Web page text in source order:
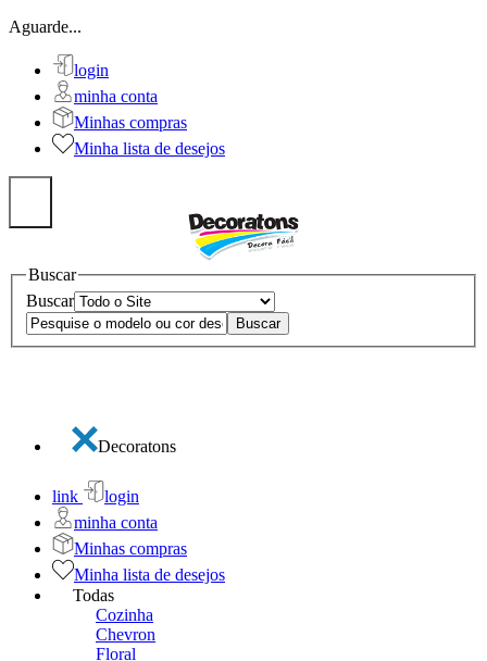
Aguarde...
login
minha conta
Minhas compras
Minha lista de desejos
Buscar
Buscar
Decoratons
link
login
minha conta
Minhas compras
Minha lista de desejos
Todas
Cozinha
Chevron
Floral